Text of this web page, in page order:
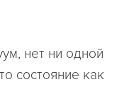
нет ни одной
состояние как